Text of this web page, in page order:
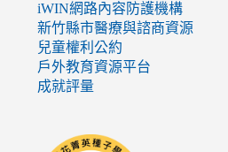
iWIN網路內容防護機構
新竹縣市醫療與諮商資源
兒童權利公約
戶外教育資源平台
成就評量